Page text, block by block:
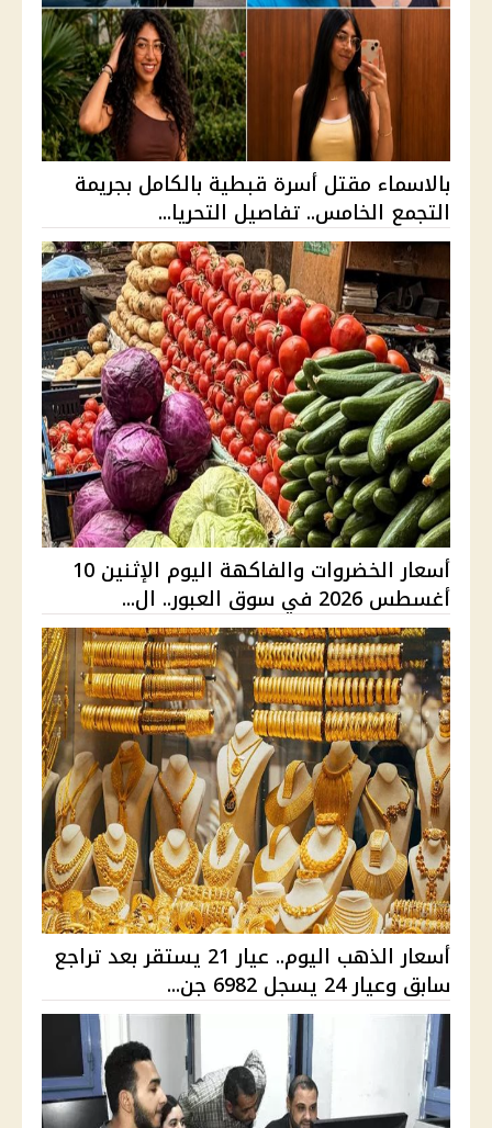
بالاسماء مقتل أسرة قبطية بالكامل بجريمة
التجمع الخامس.. تفاصيل التحريا...
أسعار الخضروات والفاكهة اليوم الإثنين 10
أغسطس 2026 في سوق العبور.. ال...
أسعار الذهب اليوم.. عيار 21 يستقر بعد تراجع
سابق وعيار 24 يسجل 6982 جن...